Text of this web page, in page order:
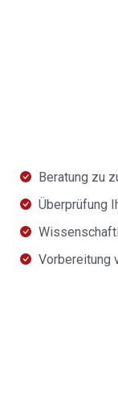
Beratung zu
Überprüfung
Vorbereitung